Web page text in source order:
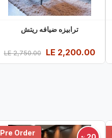
ترابيزه ضيافه ريتش
2,200.00
2,750.00
LE
Pre Order